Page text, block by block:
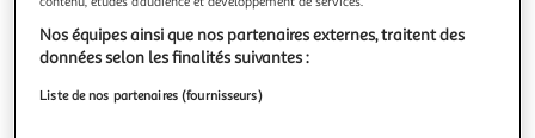
Afficher le prix
Nos équipes ainsi que nos partenaires externes, traitent des
données selon les finalités suivantes :
Liste de nos partenaires (fournisseurs)